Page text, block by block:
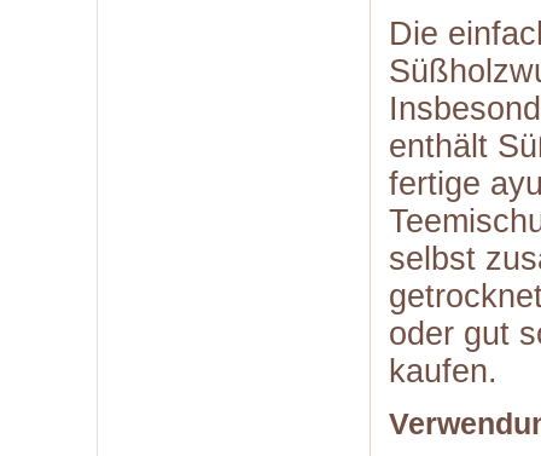
Die
enthält
fertige
selbst
oder gut
kaufen.